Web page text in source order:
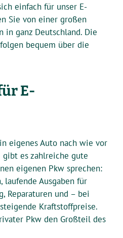
einfach für unser E-
Sie von einer großen
in ganz Deutschland. Die
bequem über die
E-
eigenes Auto nach wie vor
es zahlreiche gute
eigenen Pkw sprechen:
laufende Ausgaben für
Reparaturen und – bei
Kraftstoffpreise.
Pkw den Großteil des